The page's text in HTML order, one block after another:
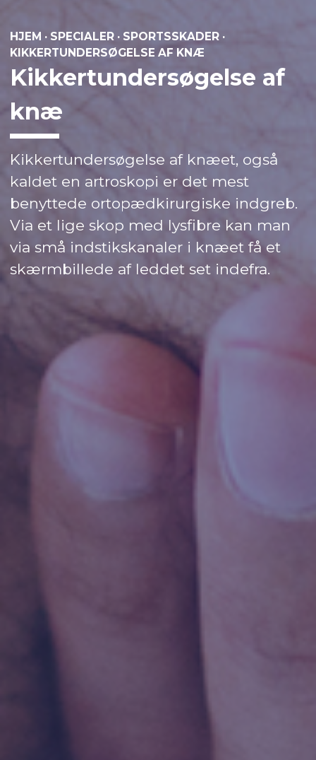
HJEM · SPECIALER · SPORTSSKADER ·
KIKKERTUNDERSØGELSE AF KNÆ
Kikkertundersøgelse af
knæ
Kikkertundersøgelse af knæet, også
kaldet en artroskopi er det mest
benyttede ortopædkirurgiske indgreb.
Via et lige skop med lysfibre kan man
via små indstikskanaler i knæet få et
skærmbillede af leddet set indefra.